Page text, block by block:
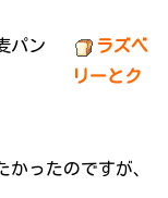
ラズベ
リーとク
ったのですが、